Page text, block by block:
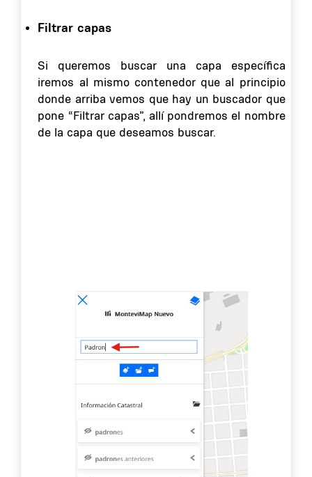
Filtrar capas
Si queremos buscar una capa específica
iremos al mismo contenedor que al principio
donde arriba vemos que hay un buscador que
pone “Filtrar capas”, allí pondremos el nombre
de la capa que deseamos buscar.